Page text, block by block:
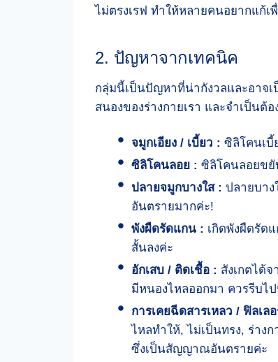
ไม่ตรงเรฟ ทำให้หลายคนอยากแก้
2. ปัญหาจากเทคนิค
กลุ่มนี้เป็นปัญหาที่น่ากังวลและอาจ
สนองของร่างกายเรา และจำเป็นต้
จมูกเอียง / เบี้ยว : ซิลิโคนเบี้
ซิลิโคนลอย : ซิลิโคนลอยขยั
ปลายจมูกบางใส : ปลายบา
อันตรายมากค่ะ!
พังผืดรัดแกน : เกิดพังผืดรัด
สั้นลงค่ะ
อักเสบ / ติดเชื้อ : สังเกตได้
มีหนองไหลออกมา ควรรีบไ
การเคยฉีดสารเหลว / ฟิลเล
ไหลทำให้, ไม่เป็นทรง, ร่าง
ซึ่งเป็นสัญญาณอันตรายค่ะ